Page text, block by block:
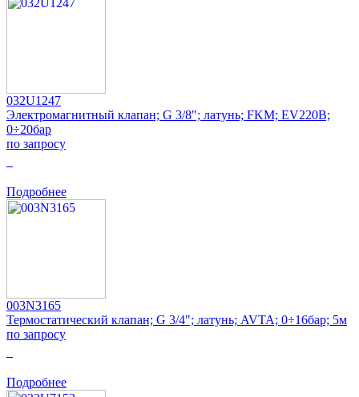
032U1247
Электромагнитный клапан; G 3/8"; латунь; FKM; EV220B;
0÷20бар
по запросу
Подробнее
003N3165
Термостатический клапан; G 3/4"; латунь; AVTA; 0÷16бар; 5м
по запросу
Подробнее